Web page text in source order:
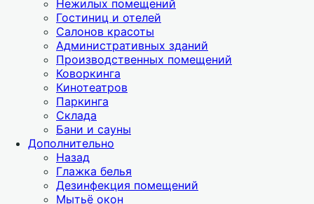
Нежилых помещений
Гостиниц и отелей
Салонов красоты
Административных зданий
Производственных помещений
Коворкинга
Кинотеатров
Паркинга
Склада
Бани и сауны
Дополнительно
Назад
Глажка белья
Дезинфекция помещений
Мытьё окон